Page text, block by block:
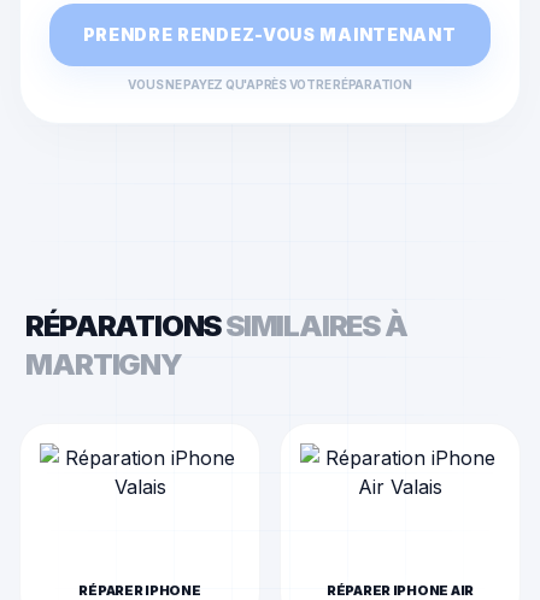
PRENDRE RENDEZ-VOUS MAINTENANT
VOUS NE PAYEZ QU'APRÈS VOTRE RÉPARATION
RÉPARATIONSSIMILAIRES À
MARTIGNY
RÉPARERIPHONE RÉPARER IPHONE AIR